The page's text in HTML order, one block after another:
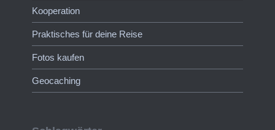
Kooperation
Praktisches für deine Reise
Fotos kaufen
Geocaching